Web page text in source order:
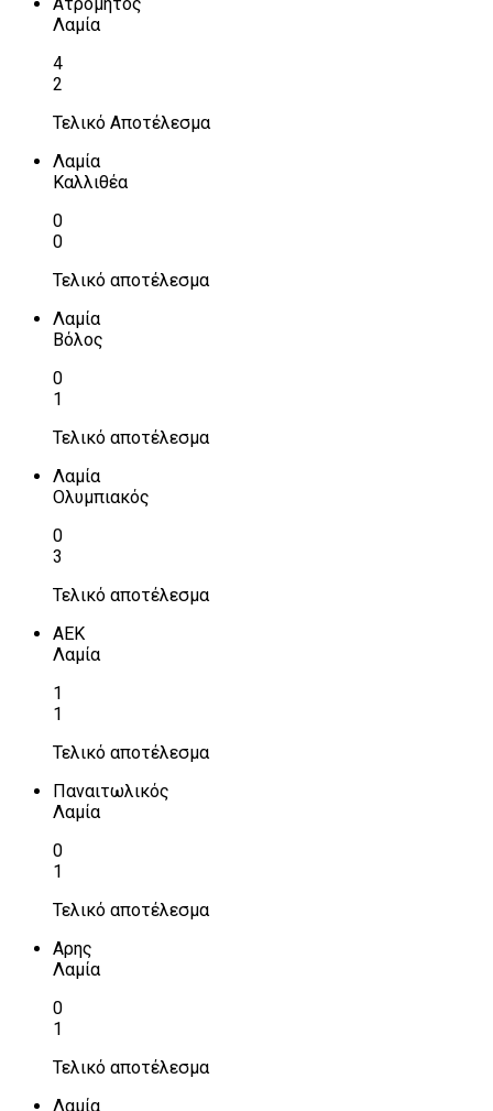
Λαμία
4
2
Τελικό Αποτέλεσμα
Λαμία
Καλλιθέα
0
0
Τελικό αποτέλεσμα
Λαμία
Βόλος
0
1
Τελικό αποτέλεσμα
Λαμία
Ολυμπιακός
0
3
Τελικό αποτέλεσμα
ΑΕΚ
Λαμία
1
1
Τελικό αποτέλεσμα
Παναιτωλικός
Λαμία
0
1
Τελικό αποτέλεσμα
Αρης
Λαμία
0
1
Τελικό αποτέλεσμα
Λαμία